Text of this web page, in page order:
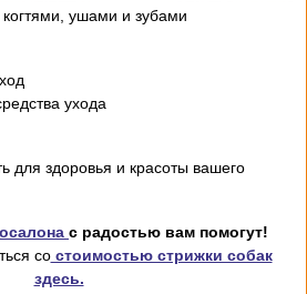
ушами и зубами
ухода
для здоровья и красоты вашего
с радостью вам помогут!
состоимостью стрижки собак
здесь.